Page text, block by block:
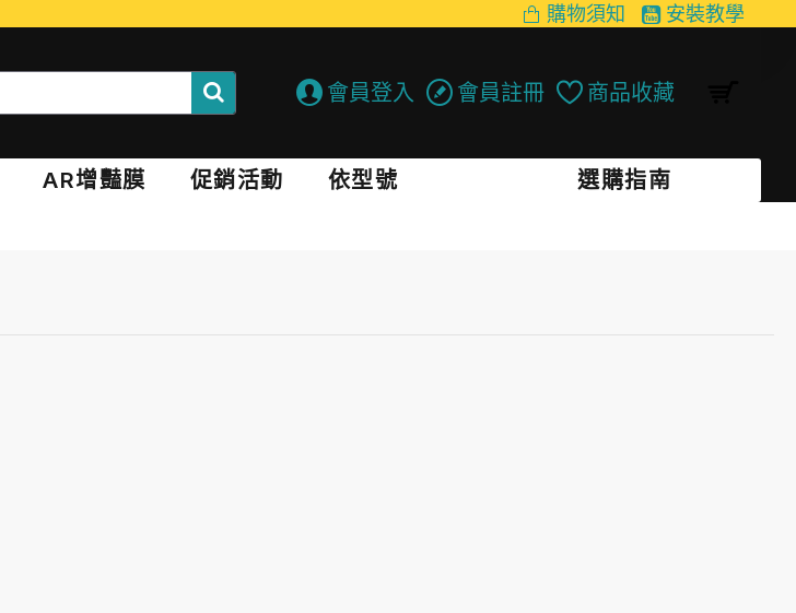
購物須知 安裝教學
會員登入 會員註冊 商品收藏
AR增豔膜 促銷活動 依型號 選購指南